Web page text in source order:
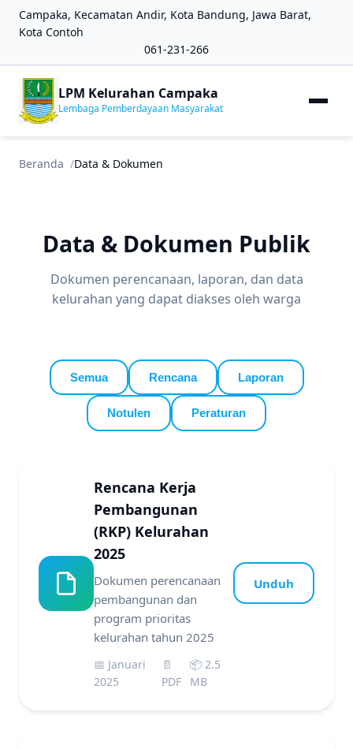
Campaka, Kecamatan Andir, Kota Bandung, Jawa Barat,
Kota Contoh
061-231-266
LPM Kelurahan Campaka
Lembaga Pemberdayaan Masyarakat
Beranda Data & Dokumen
Data & Dokumen Publik
Dokumen perencanaan, laporan, dan data
kelurahan yang dapat diakses oleh warga
Semua Rencana Laporan
Notulen Peraturan
Rencana Kerja
Pembangunan
(RKP) Kelurahan
2025
Dokumen perencanaan
pembangunan dan
program prioritas
kelurahan tahun 2025
📅 Januari
2025
📄
PDF
📦 2.5
MB
Unduh